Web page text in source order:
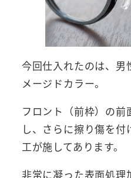
今回仕入れたのは、男
メージドカラー。
フロント（前枠）の前
し、さらに擦り傷を
工が施してあります。
非常に凝った表面処理